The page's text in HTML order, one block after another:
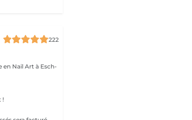
222
en Nail Art à Esch-
!